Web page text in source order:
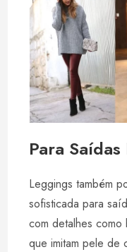
Para
Leggings também
sofisticada para
com detalhes
que imitam pele de